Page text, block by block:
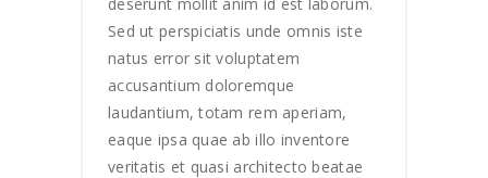
Sed ut perspiciatis unde omnis iste
natus error sit voluptatem
accusantium doloremque
laudantium, totam rem aperiam,
eaque ipsa quae ab illo inventore
veritatis et quasi architecto beatae